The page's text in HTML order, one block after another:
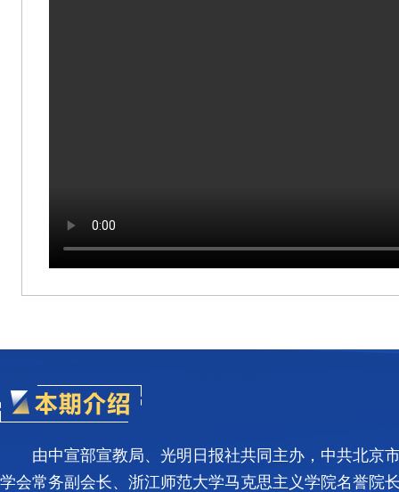
由中宣部宣教局、光明日报社共同主办，中共北京
学会常务副会长、浙江师范大学马克思主义学院名誉院